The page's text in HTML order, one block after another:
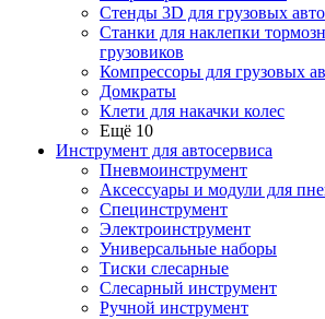
Стенды 3D для грузовых авто
Станки для наклепки
грузовиков
Компрессоры для грузовых
Домкраты
Клети для накачки колес
Ещё 10
Инструмент для автосервиса
Пневмоинструмент
Аксессуары и модули для
Специнструмент
Электроинструмент
Универсальные наборы
Тиски слесарные
Слесарный инструмент
Ручной инструмент